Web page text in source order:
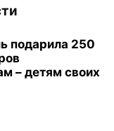
подарила 250
– детям своих